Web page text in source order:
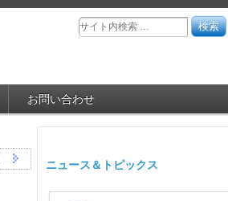
お問い合わせ
ニュース＆トピックス